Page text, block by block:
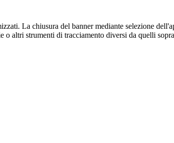
La chiusura del banner mediante selezione
o altri strumenti di tracciamento diversi da quelli